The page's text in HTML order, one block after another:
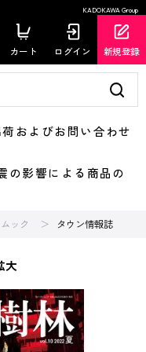
KADOKAWA Group
カート ログイン 新規登録
およびお問い合わせ
影響による商品の
ック タウン情報誌
大